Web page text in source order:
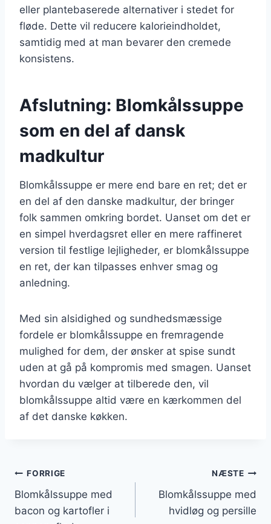
eller plantebaserede alternativer i stedet for
fløde. Dette vil reducere kalorieindholdet,
samtidig med at man bevarer den cremede
konsistens.
Afslutning: Blomkålssuppe
som en del af dansk
madkultur
Blomkålssuppe er mere end bare en ret; det er
en del af den danske madkultur, der bringer
folk sammen omkring bordet. Uanset om det er
en simpel hverdagsret eller en mere raffineret
version til festlige lejligheder, er blomkålssuppe
en ret, der kan tilpasses enhver smag og
anledning.
Med sin alsidighed og sundhedsmæssige
fordele er blomkålssuppe en fremragende
mulighed for dem, der ønsker at spise sundt
uden at gå på kompromis med smagen. Uanset
hvordan du vælger at tilberede den, vil
blomkålssuppe altid være en kærkommen del
af det danske køkken.
Indlægsnavigation
FORRIGE
Blomkålssuppe med
bacon og kartofler i
NÆSTE
Blomkålssuppe med
hvidløg og persille